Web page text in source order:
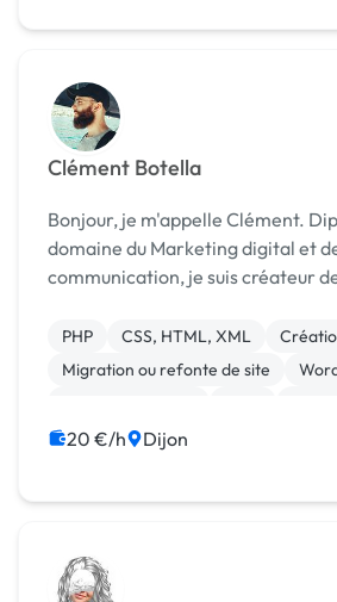
Clément Botella
Bonjour, je m'appelle Clément.
domaine du Marketing digital et
communication, je suis créateur
communication adaptés et
permettront d'atteindre vos...
PHP CSS, HTML, XML
Migration ou refonte de site
Print (flyer, plaquette, affiche...)
20 €/h Dijon